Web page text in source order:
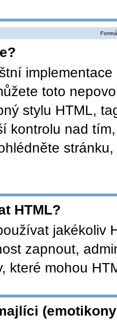
toto
stylu HTML,
kontrolu nad
HTML?
jakékoliv
zapnout,
které mohou